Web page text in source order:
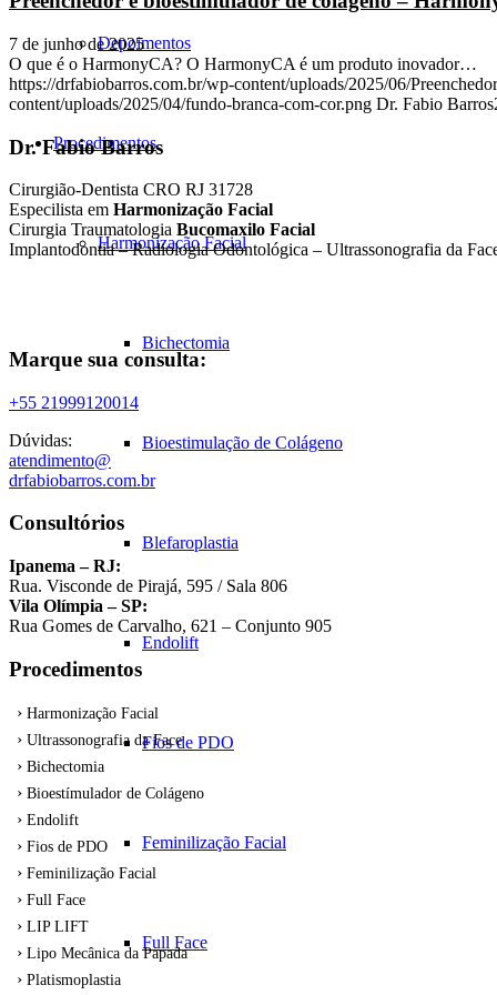
Depoimentos
Procedimentos
Harmonização Facial
Bichectomia
Bioestimulação de Colágeno
Blefaroplastia
Endolift
Fios de PDO
Feminilização Facial
Full Face
7 de junho de 2025
O que é o HarmonyCA? O HarmonyCA é um produto inovador…
https://drfabiobarros.com.br/wp-content/uploads/2025/06/
content/uploads/2025/04/fundo-branca-com-cor.png Dr. Fabio Barros
Dr. Fabio Barros
Cirurgião-Dentista CRO RJ 31728
Especilista em Harmonização Facial
Cirurgia Traumatologia Bucomaxilo Facial
Implantodontia – Radiologia Odontológica – Ultrassonografia da
Marque sua consulta:
+55 21999120014
Dúvidas:
atendimento@
drfabiobarros.com.br
Consultórios
Ipanema – RJ:
Rua. Visconde de Pirajá, 595 / Sala 806
Vila Olímpia – SP:
Rua Gomes de Carvalho, 621 – Conjunto 905
Procedimentos
Harmonização Facial
Ultrassonografia da Face
Bichectomia
Bioestímulador de Colágeno
Endolift
Fios de PDO
Feminilização Facial
Full Face
LIP LIFT
Lipo Mecânica da Papada
Platismoplastia